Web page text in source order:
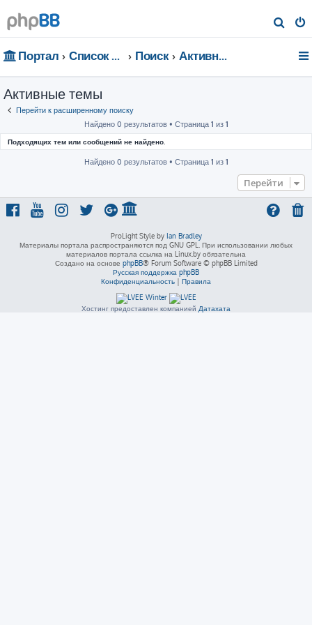
о
Портал Список форумов Поиск Активные темы
Активные темы
Перейти к расширенному поиску
Найдено 0 результатов • Страница 1 из 1
Подходящих тем или сообщений не найдено.
Найдено 0 результатов • Страница 1 из 1
Перейти
ProLight Style by Ian Bradley
Материалы портала распространяются под GNU GPL. При использовании любых
материалов портала ссылка на Linux.by обязательна
Создано на основе phpBB® Forum Software © phpBB Limited
Русская поддержка phpBB
Конфиденциальность | Правила
Хостинг предоставлен компанией Датахата